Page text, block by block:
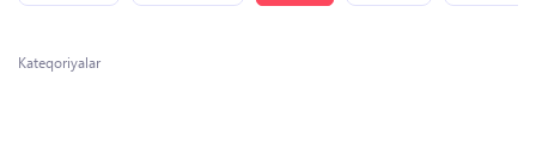
Kateqoriyalar